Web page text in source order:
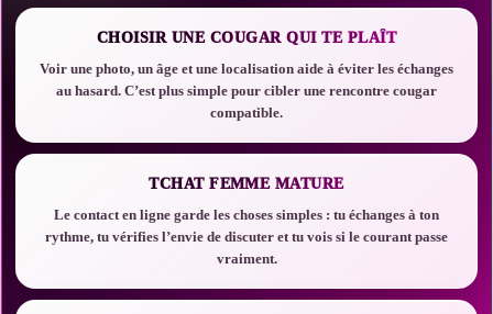
CHOISIR UNE COUGAR QUI TE PLAÎT
Voir une photo, un âge et une localisation aide à éviter les échanges
au hasard. C’est plus simple pour cibler une rencontre cougar
compatible.
TCHAT FEMME MATURE
Le contact en ligne garde les choses simples : tu échanges à ton
rythme, tu vérifies l’envie de discuter et tu vois si le courant passe
vraiment.